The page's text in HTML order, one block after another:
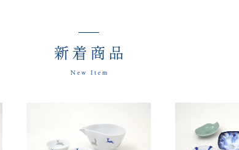
新着商品
New Item